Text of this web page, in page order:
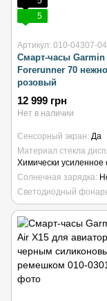
5
Артикул: 010-04307-04
Смарт-часы Garmin
Forerunner 70
розовый
12 999 грн
Нет в наличии
Сенсорный экран Да
Материал стекла
Химически усиленное
Солнечная зарядка
Светодиодный